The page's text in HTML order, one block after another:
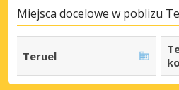
Miejsca docelowe w poblizu
Teruel